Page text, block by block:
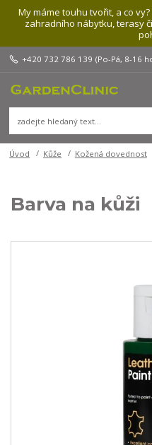
My máme touhu tvořit, a co
zahradního nábytku, terasy
+420 732 786 139 (Po-Pá, 8-16
Úvod Kůže Kožená dovednost
Barva na kůži